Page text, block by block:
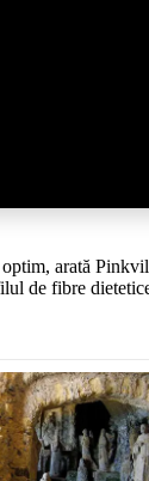
arată
de fibre